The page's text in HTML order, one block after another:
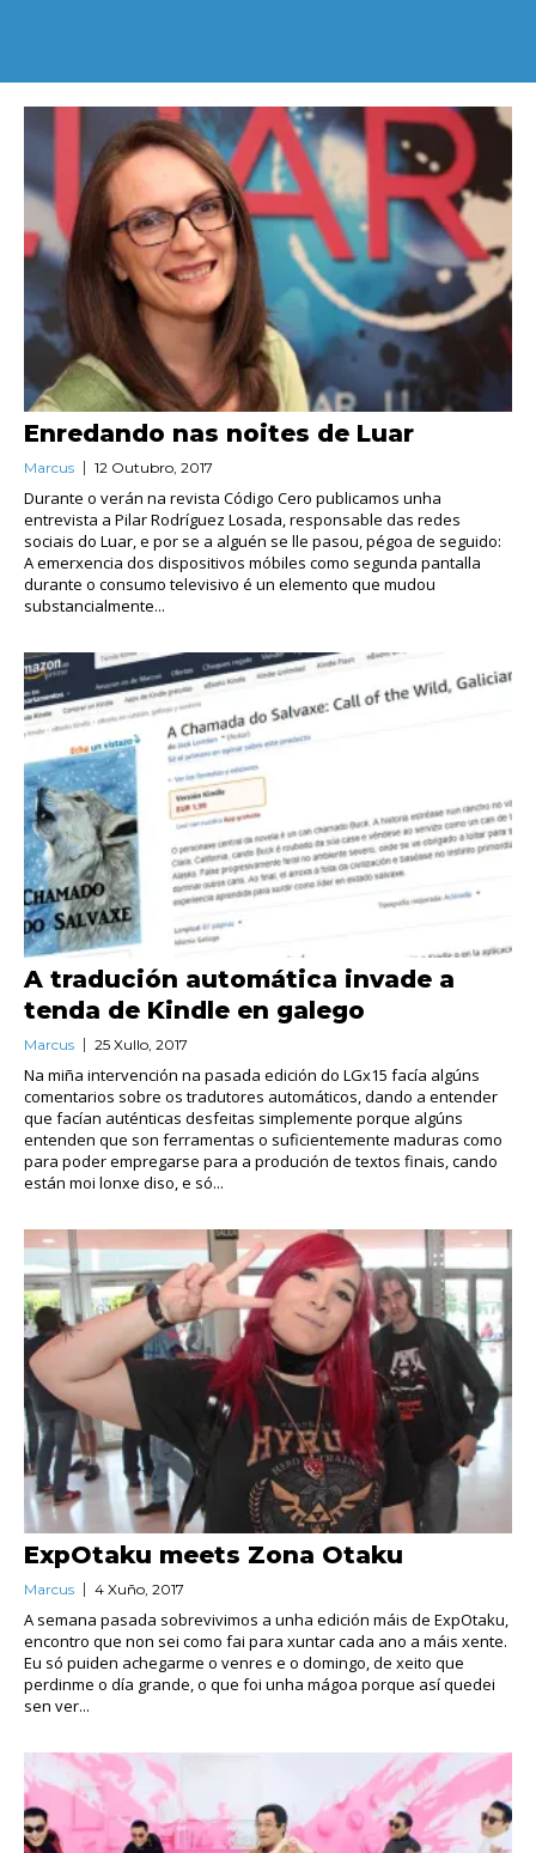
Enredando nas noites de Luar
Marcus 12 Outubro, 2017
Durante o verán na revista Código Cero publicamos unha
entrevista a Pilar Rodríguez Losada, responsable das redes
sociais do Luar, e por se a alguén se lle pasou, pégoa de seguido:
A emerxencia dos dispositivos móbiles como segunda pantalla
durante o consumo televisivo é un elemento que mudou
substancialmente...
A tradución automática invade a
tenda de Kindle en galego
Marcus 25 Xullo, 2017
Na miña intervención na pasada edición do LGx15 facía algúns
comentarios sobre os tradutores automáticos, dando a entender
que facían auténticas desfeitas simplemente porque algúns
entenden que son ferramentas o suficientemente maduras como
para poder empregarse para a produción de textos finais, cando
están moi lonxe diso, e só...
ExpOtaku meets Zona Otaku
Marcus 4 Xuño, 2017
A semana pasada sobrevivimos a unha edición máis de ExpOtaku,
encontro que non sei como fai para xuntar cada ano a máis xente.
Eu só puiden achegarme o venres e o domingo, de xeito que
perdinme o día grande, o que foi unha mágoa porque así quedei
sen ver...